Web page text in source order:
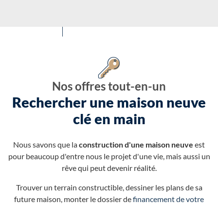
Nos offres tout-en-un
Rechercher une maison neuve
clé en main
Nous savons que laconstruction d'une maison neuve est
pour beaucoup d'entre nous le projet d'une vie, mais aussi un
rêve qui peut devenir réalité.
Trouver un terrain constructible, dessiner les plans de sa
future maison, monter le dossier definancement de votre